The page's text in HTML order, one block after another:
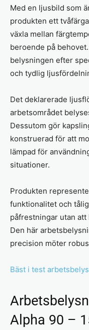
Med en ljusbild som
produkten ett
växla mellan
beroende på
belysningen efter
och tydlig
Det deklarerade
arbetsområdet
Dessutom gör
konstruerad för att
lämpad för
situationer.
Produkten
funktionalitet och
påfrestningar utan
Den här
precision möter
Bäst i test
Alpha 90 –